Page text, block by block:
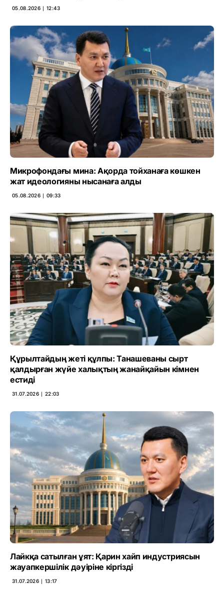
05.08.2026 ∣ 12:43
Микрофондағы мина: Ақорда тойханаға көшкен
жат идеологияны нысанаға алды
05.08.2026 ∣ 09:33
Құрылтайдың жеті құлпы: Танашеваны сырт
қалдырған жүйе халықтың жанайқайын кімнен
естиді
31.07.2026 ∣ 22:03
Лайкқа сатылған ұят: Қарин хайп индустриясын
жауапкершілік дәуіріне кіргізді
31.07.2026 ∣ 13:17